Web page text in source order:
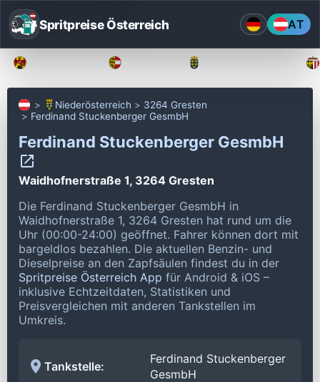
Spritpreise Österreich AT
Niederösterreich
3264 Gresten
Ferdinand Stuckenberger GesmbH
Ferdinand Stuckenberger GesmbH
Waidhofnerstraße 1, 3264 Gresten
Die Ferdinand Stuckenberger GesmbH in
Waidhofnerstraße 1, 3264 Gresten hat rund um die
Uhr (00:00-24:00) geöffnet. Fahrer können dort mit
bargeldlos bezahlen. Die aktuellen Benzin- und
Dieselpreise an den Zapfsäulen findest du in der
Spritpreise Österreich App für Android & iOS –
inklusive Echtzeitdaten, Statistiken und
Preisvergleichen mit anderen Tankstellen im
Umkreis.
Tankstelle:
Ferdinand Stuckenberger
GesmbH